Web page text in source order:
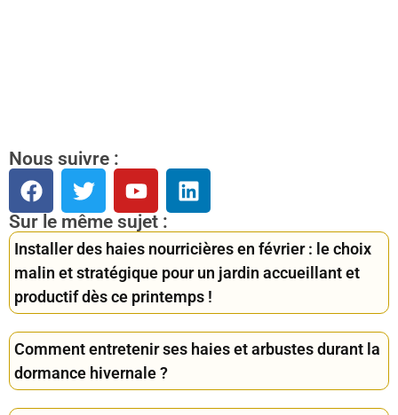
Nous suivre :
Sur le même sujet :
Installer des haies nourricières en février : le choix
malin et stratégique pour un jardin accueillant et
productif dès ce printemps !
Comment entretenir ses haies et arbustes durant la
dormance hivernale ?